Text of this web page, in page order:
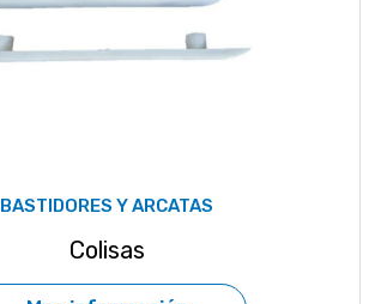
BASTIDORES Y ARCATAS
Colisas